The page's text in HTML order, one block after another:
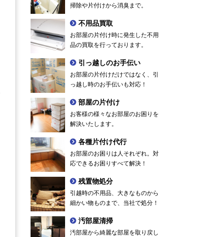
掃除や片付けから消臭まで。
不用品買取
お部屋の片付け時に発生した不用
品の買取を行っております。
引っ越しのお手伝い
お部屋の片付けだけではなく、引
っ越し時のお手伝いも対応！
部屋の片付け
お客様の様々なお部屋のお困りを
解決いたします。
各種片付け代行
お部屋のお困りは人それぞれ。対
応できるお困りすべて解決！
残置物処分
引越時の不用品、大きなものから
細かい物ものまで、当社で処分！
汚部屋清掃
汚部屋から綺麗な部屋を取り戻し